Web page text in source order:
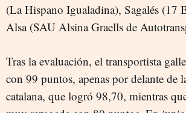
(La Hispano Igualadina), Sagalés (17
Alsa (SAU Alsina Graells de
Tras la evaluación, el transportista
con 99 puntos, apenas por delante de
catalana, que logró 98,70, mientras